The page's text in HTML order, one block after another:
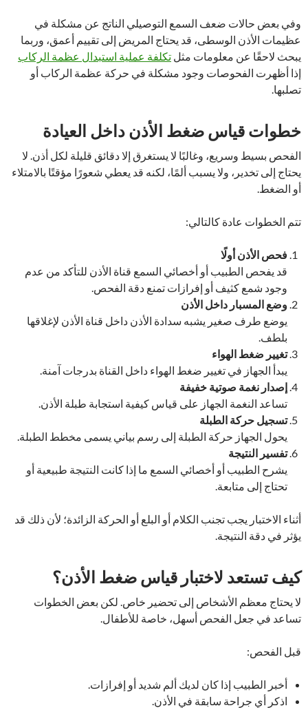
وفي بعض حالات ضعف السمع التوصيلي الناتج عن مشكلة في
عظيمات الأذن الوسطى، قد يحتاج المريض إلى تقييم أعمق، وربما
يبحث لاحقًا عن معلومات مثل تكلفة عملية استبدال عظمة الركاب
إذا أظهرت الفحوصات وجود مشكلة في حركة عظمة الركاب أو
تصلبها.
خطوات قياس ضغط الأذن داخل العيادة
الفحص بسيط وسريع، وغالبًا لا يستغرق إلا دقائق قليلة لكل أذن. لا
يحتاج إلى تخدير، ولا يسبب ألمًا، لكنه قد يعطي شعورًا مؤقتًا بالامتلاء
أو الضغط.
تتم الخطوات عادة كالتالي:
فحص الأذن أولًا
قد يفحص الطبيب أو أخصائي السمع قناة الأذن للتأكد من عدم
وجود شمع كثيف أو إفرازات تمنع دقة الفحص.
وضع المسبار داخل الأذن
يوضع طرف صغير يشبه سدادة الأذن داخل قناة الأذن لإغلاقها
بلطف.
تغيير ضغط الهواء
يبدأ الجهاز في تغيير ضغط الهواء داخل القناة بدرجات آمنة.
إصدار نغمة صوتية خفيفة
تساعد النغمة الجهاز على قياس كيفية استجابة طبلة الأذن.
تسجيل حركة الطبلة
يحول الجهاز حركة الطبلة إلى رسم بياني يسمى مخطط الطبلة.
تفسير النتيجة
يشرح الطبيب أو أخصائي السمع ما إذا كانت النتيجة طبيعية أو
تحتاج إلى متابعة.
أثناء الاختبار يجب تجنب الكلام أو البلع أو الحركة الزائدة؛ لأن ذلك قد
يؤثر في دقة النتيجة.
كيف تستعد لاختبار قياس ضغط الأذن؟
لا يحتاج معظم الأشخاص إلى تحضير خاص. لكن بعض الخطوات
تساعد في جعل الفحص أسهل، خاصة للأطفال.
قبل الفحص:
أخبر الطبيب إذا كان لديك ألم شديد أو إفرازات.
اذكر أي جراحة سابقة في الأذن.